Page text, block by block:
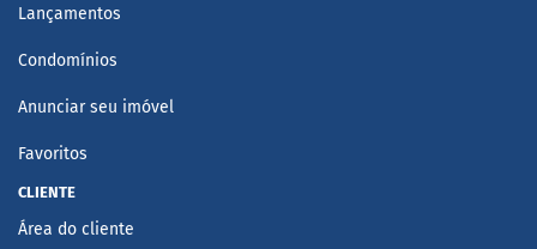
Lançamentos
Condomínios
Anunciar seu imóvel
Favoritos
CLIENTE
Área do cliente